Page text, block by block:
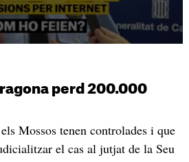
perd 200.000
Mossos tenen controlades i que
el cas al jutjat de la Seu